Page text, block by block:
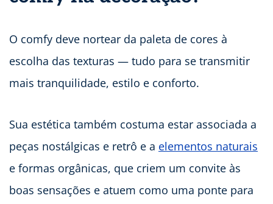
O comfy deve nortear da paleta de cores à
escolha das texturas — tudo para se transmitir
mais tranquilidade, estilo e conforto.
Sua estética também costuma estar associada a
peças nostálgicas e retrô e a elementos naturais
e formas orgânicas, que criem um convite às
boas sensações e atuem como uma ponte para